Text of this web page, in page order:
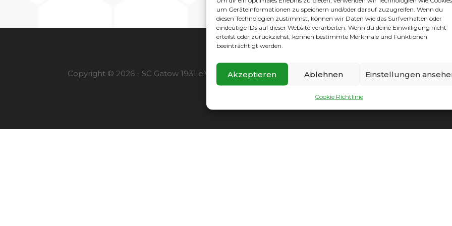
um Geräteinformationen zu speichern und/oder darauf zuzugreifen. Wenn du
diesen Technologien zustimmst, können wir Daten wie das Surfverhalten oder
eindeutige IDs auf dieser Website verarbeiten. Wenn du deine Einwilligung nicht
erteilst oder zurückziehst, können bestimmte Merkmale und Funktionen
beeinträchtigt werden.
Akzeptieren Ablehnen Einstellungen
Cookie Richtlinie
Copyright © 2026 - SC Gatow 1931 e.V. | Impressum|Datenschutz|Cookie Richtlinie|Vereinssatzung